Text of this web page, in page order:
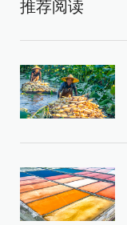
推荐阅读